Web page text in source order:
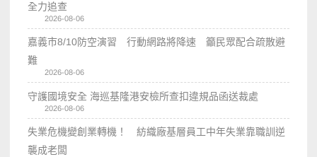
全力追查
2026-08-06
嘉義市8/10防空演習 行動網路將降速 籲民眾配合疏散避
難
2026-08-06
守護國境安全 海巡基隆港安檢所查扣違規品函送裁處
2026-08-06
失業危機變創業轉機！ 紡織廠基層員工中年失業靠職訓逆
襲成老闆